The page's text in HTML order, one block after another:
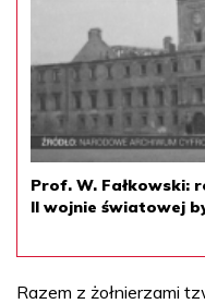
Prof. W. Fałkowski:
II wojnie światowej
Razem z żołnierzami